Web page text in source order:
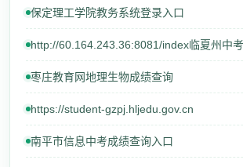
保定理工学院教务系统登录入口
http://60.164.243.36:8081/index临夏州中考
枣庄教育网地理生物成绩查询
https://student-gzpj.hljedu.gov.cn
南平市信息中考成绩查询入口